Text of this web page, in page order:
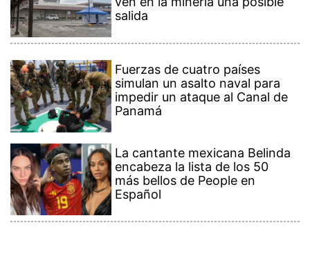
salida
Fuerzas de cuatro países
simulan un asalto naval para
impedir un ataque al Canal de
Panamá
La cantante mexicana Belinda
encabeza la lista de los 50
más bellos de People en
Español